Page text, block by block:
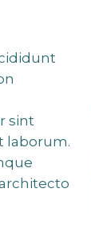
sint
laborum.